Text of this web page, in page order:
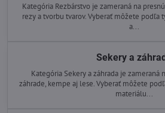
Kategória Rezbárstvo je zameraná na
rezy a tvorbu tvarov. Vyberať môžete podľa
a...
Sekery a
Kategória Sekery a záhrada je zameraná
záhrade, kempe aj lese. Vyberať môžete
materiálu...